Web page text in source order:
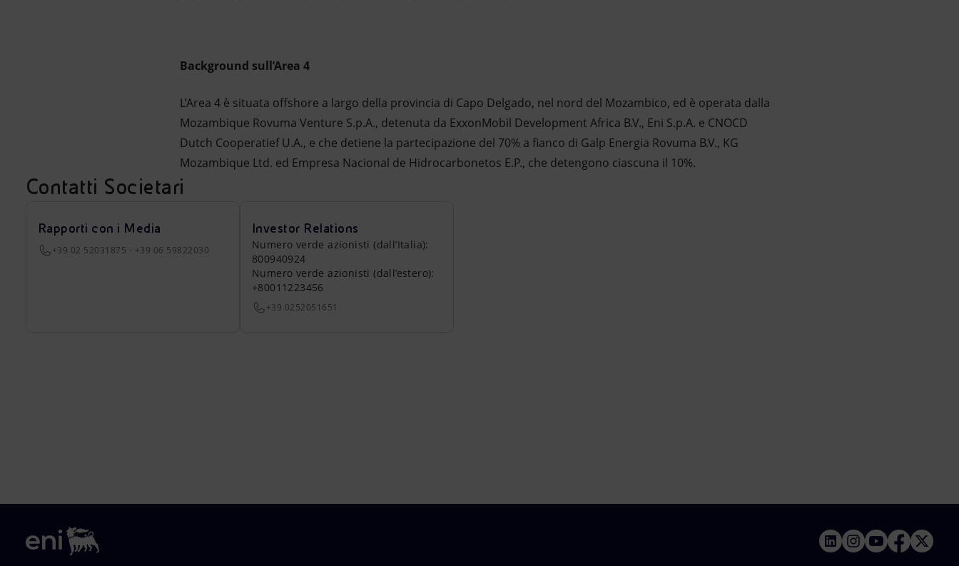
Background sull’Area 4
L’Area 4 è situata offshore a largo della provincia di Capo Delgado, nel nord del Mozambico, ed è operata dalla
Mozambique Rovuma Venture S.p.A., detenuta da ExxonMobil Development Africa B.V., Eni S.p.A. e CNOCD
Dutch Cooperatief U.A., e che detiene la partecipazione del 70% a fianco di Galp Energia Rovuma B.V., KG
Mozambique Ltd. ed Empresa Nacional de Hidrocarbonetos E.P., che detengono ciascuna il 10%.
Contatti Societari
Rapporti con i Media
+39 02 52031875 - +39 06 59822030
Investor Relations
Numero verde azionisti (dall’Italia):
800940924
Numero verde azionisti (dall’estero):
+80011223456
+39 0252051651